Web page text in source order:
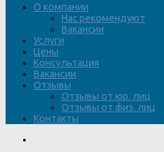
О компании
Нас рекомендуют
Вакансии
Услуги
Цены
Консультация
Вакансии
Отзывы
Отзывы от юр. лиц
Отзывы от физ. лиц
Контакты